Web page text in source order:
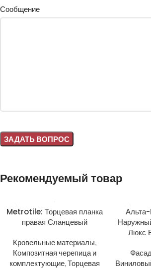
Сообщение
Рекомендуемый товар
Metrotile: Торцевая планка
правая Сланцевый
Кровельные материалы,
Композитная черепица и
комплектующие,Торцевая
Люкс